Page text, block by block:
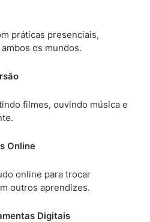
práticas presenciais,
os mundos.
filmes, ouvindo música e
Online
online para trocar
outros aprendizes.
Digitais